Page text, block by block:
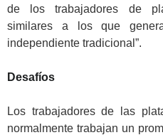
de los trabajadores de
similares a los que
independiente tradicional”.
Desafíos
Los trabajadores de las
normalmente trabajan un